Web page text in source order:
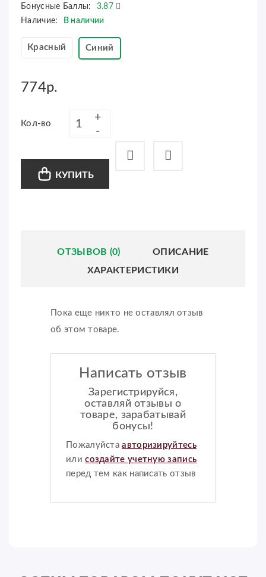
Бонусные Баллы:
3.87
Наличие:
В наличии
Красный Синий
774р.
Кол-во
КУПИТЬ
ОТЗЫВОВ (0)
ОПИСАНИЕ
ХАРАКТЕРИСТИКИ
Пока еще никто не оставлял отзыв
об этом товаре.
Написать отзыв
Зарегистрируйся,
оставляй отзывы о
товаре, зарабатывай
бонусы!
Пожалуйстаавторизируйтесь
илисоздайте учетную запись
перед тем как написать отзыв